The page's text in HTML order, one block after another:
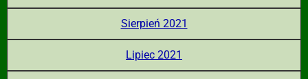
Sierpień 2021
Lipiec 2021